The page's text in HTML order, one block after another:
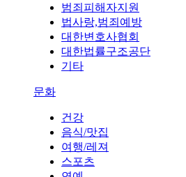
범죄피해자지원
법사랑,범죄예방
대한변호사협회
대한법률구조공단
기타
문화
건강
음식/맛집
여행/레져
스포츠